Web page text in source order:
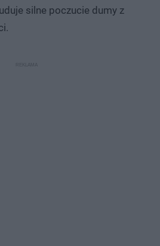
silne poczucie dumy z